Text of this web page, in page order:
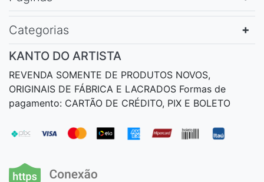
Categorias
KANTO DO ARTISTA
REVENDA SOMENTE DE PRODUTOS NOVOS,
ORIGINAIS DE FÁBRICA E LACRADOS Formas de
pagamento: CARTÃO DE CRÉDITO, PIX E BOLETO